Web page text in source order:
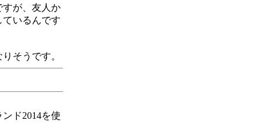
が、友人か
いるんです
そうです。
ド2014を使